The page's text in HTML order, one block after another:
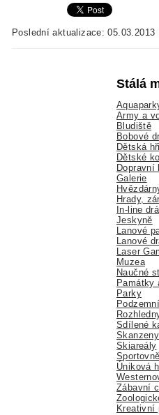
Poslední aktualizace: 05.03.2013
Stálá
Army a
Bludiště
Bobové
Dětská
Dětské
Dopravní
Galerie
Hrady,
In-line
Jeskyně
Lanové
Lanové
Laser
Muzea
Naučné
Památky
Parky
Sdílené
Skiareály
Úniková
Zábavní
Kreativní